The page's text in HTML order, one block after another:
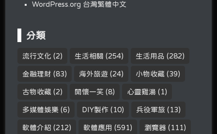
WordPress.org 台灣繁體中文
分類
流行文化 (2) 生活相關 (254) 生活用品 (282)
金融理財 (83) 海外旅遊 (24) 小物收藏 (39)
古物收藏 (2) 開懷一笑 (8) 心靈雞湯 (1)
多媒體娛樂 (6) DIY製作 (10) 兵役軍旅 (13)
軟體介紹 (212) 軟體應用 (591) 瀏覽器 (111)